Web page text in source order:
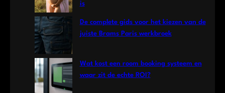
is
De complete gids voor het kiezen van de
juiste Brams Paris werkbroek
Wat kost een room booking systeem en
waar zit de echte ROI?